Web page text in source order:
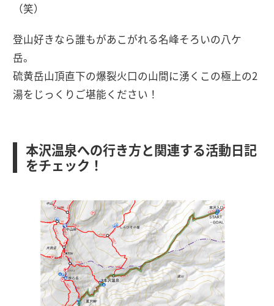
（笑）
登山好きなら誰もがあこがれる名峰そろいの八ケ
岳。
硫黄岳山頂直下の爆裂火口の山間に湧くこの極上の2
湯をじっくりご堪能ください！
本沢温泉への行き方と関連する活動日記
をチェック！